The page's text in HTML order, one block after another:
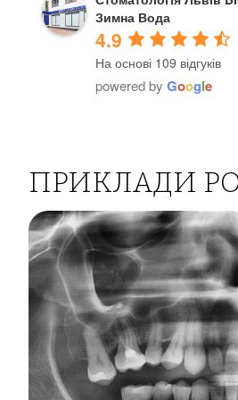
Зимна Вода
4.9
На основі 109 відгуків
powered by Google
ПРИКЛАДИ